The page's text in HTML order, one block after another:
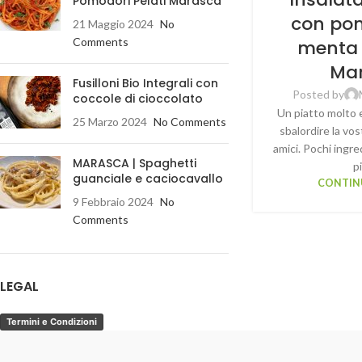
21 Maggio 2024 No
Comments
Fusilloni Bio Integrali con
coccole di cioccolato
25 Marzo 2024 No Comments
MARASCA | Spaghetti
guanciale e caciocavallo
9 Febbraio 2024 No
Comments
LEGAL
Termini e Condizioni
con
menta
Posted by
Un piatto molto
sbalordire la
amici. Pochi